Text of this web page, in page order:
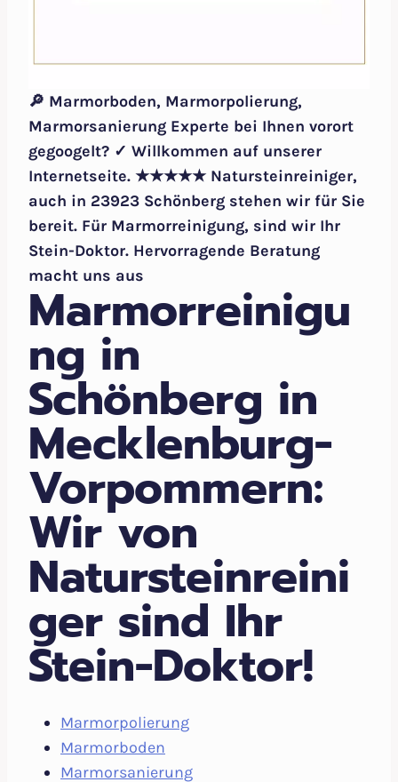
🔎 Marmorboden, Marmorpolierung,
Marmorsanierung Experte bei Ihnen vorort
gegoogelt? ✓ Willkommen auf unserer
Internetseite. ★★★★★ Natursteinreiniger,
auch in 23923 Schönberg stehen wir für Sie
bereit. Für Marmorreinigung, sind wir Ihr
Stein-Doktor. Hervorragende Beratung
macht uns aus
Marmorreinigu
ng in
Schönberg in
Mecklenburg-
Vorpommern:
Wir von
Natursteinreini
ger sind Ihr
Stein-Doktor!
Marmorpolierung
Marmorboden
Marmorsanierung